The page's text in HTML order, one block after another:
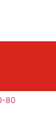
80